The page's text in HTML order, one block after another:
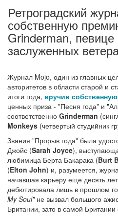
Ретроградский
собственную
Grinderman,
заслуженных
Журнал Mojo, один из главных
авторитетов в области старой и
итоги года, вручив
ценных приза - "Песня года" и
соответственно Grinderman
Monkeys (четвертый студийник
Звания "Прорыв года" была
Джойс (Sarah Joyce),
любимица Берта Бакарака (Burt
(Elton John) и, разумеется,
начавшая карьеру еще десять
дебютировала лишь в прошлом
My Soul"не вызвал большого
Британии, зато в самой